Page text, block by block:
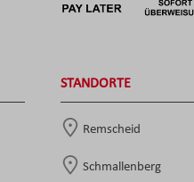
STANDORTE
Remscheid
Schmallenberg